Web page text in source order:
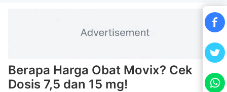
Berapa Harga Obat Movix? Cek
Dosis 7,5 dan 15 mg!